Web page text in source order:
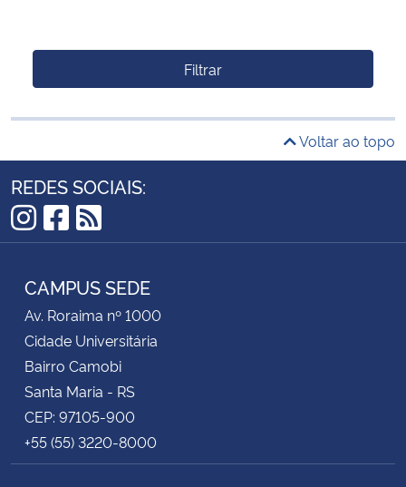
Filtrar
Voltar ao topo
REDES SOCIAIS:
Instagram
Facebook
RSS
CAMPUS SEDE
Av. Roraima nº 1000
Cidade Universitária
Bairro Camobi
Santa Maria - RS
CEP: 97105-900
+55 (55) 3220-8000